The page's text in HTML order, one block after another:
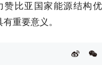
赞比亚国家能源结构优
重要意义。